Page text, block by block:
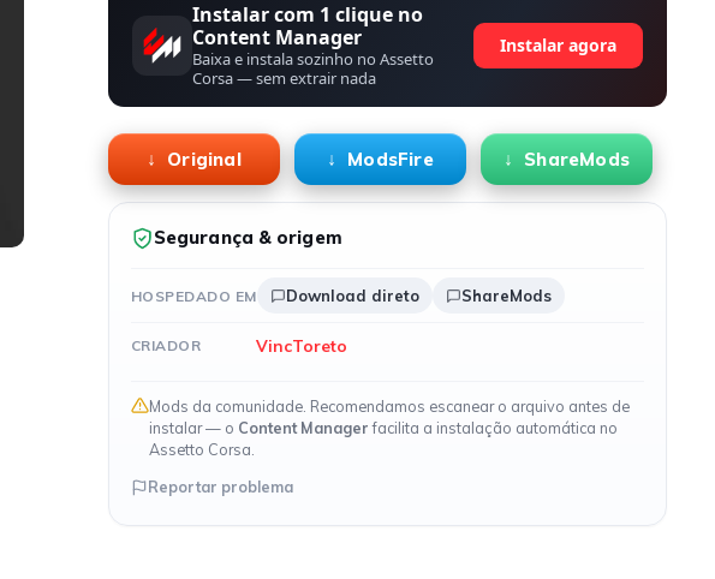
Instalar com 1 clique no
Content Manager
Baixa e instala sozinho no Assetto
Corsa — sem extrair nada
Instalar agora
Original ModsFire ShareMods
Segurança & origem
HOSPEDADO EM Download direto ShareMods
CRIADOR VincToreto
Mods da comunidade. Recomendamos escanear o arquivo antes de
instalar — o Content Managerfacilita a instalação automática no
Assetto Corsa.
Reportar problema